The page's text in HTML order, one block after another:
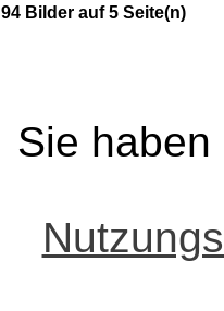
94 Bilder auf 5 Seite(n)
Sie